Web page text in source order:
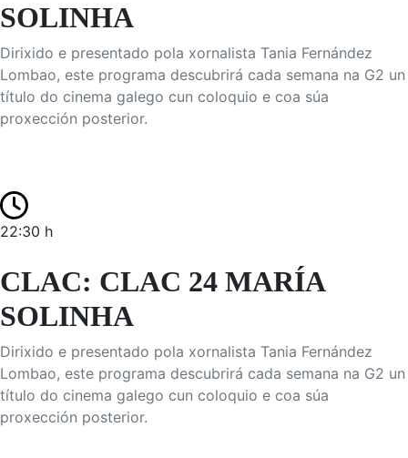
SOLINHA
Dirixido e presentado pola xornalista Tania Fernández
Lombao, este programa descubrirá cada semana na G2 un
título do cinema galego cun coloquio e coa súa
proxección posterior.
22:30 h
CLAC: CLAC 24 MARÍA
SOLINHA
Dirixido e presentado pola xornalista Tania Fernández
Lombao, este programa descubrirá cada semana na G2 un
título do cinema galego cun coloquio e coa súa
proxección posterior.